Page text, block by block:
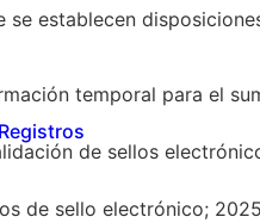
se establecen
temporal para el
de sellos
de sello electrónico;